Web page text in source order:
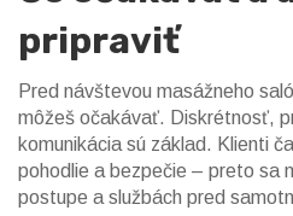
pripraviť
Pred návštevou masážneho
môžeš očakávať. Diskrétnosť,
komunikácia sú základ. Klienti
pohodlie a bezpečie – preto sa
postupe a službách pred